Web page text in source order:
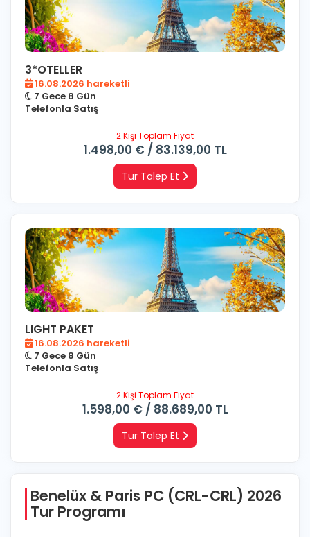
3*OTELLER
16.08.2026 hareketli
7 Gece 8 Gün
Telefonla Satış
2 Kişi Toplam Fiyat
1.498,00 € / 83.139,00 TL
Tur Talep Et
LIGHT PAKET
16.08.2026 hareketli
7 Gece 8 Gün
Telefonla Satış
2 Kişi Toplam Fiyat
1.598,00 € / 88.689,00 TL
Tur Talep Et
Benelüx & Paris PC (CRL-CRL) 2026
Tur Programı